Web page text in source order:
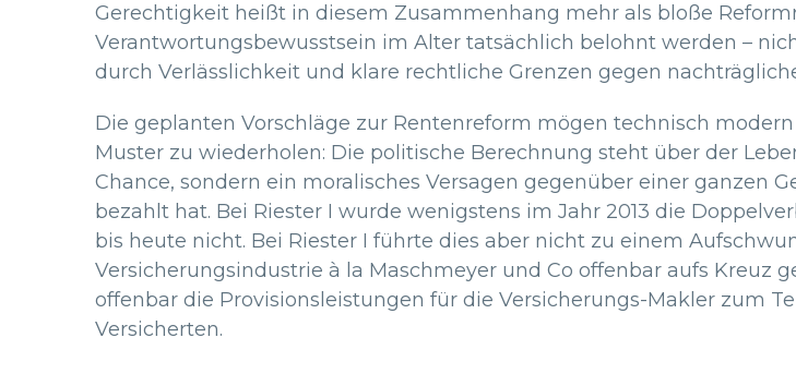
Gerechtigkeit heißt in diesem Zusammenhang mehr als bloße
Verantwortungsbewusstsein im Alter tatsächlich belohnt werden –
durch Verlässlichkeit und klare rechtliche Grenzen gegen
Die geplanten Vorschläge zur Rentenreform mögen technisch
Muster zu wiederholen: Die politische Berechnung steht über der
Chance, sondern ein moralisches Versagen gegenüber einer ganzen
bezahlt hat. Bei Riester I wurde wenigstens im Jahr 2013 die
bis heute nicht. Bei Riester I führte dies aber nicht zu einem
Versicherungsindustrie à la Maschmeyer und Co offenbar aufs Kreuz
offenbar die Provisionsleistungen für die Versicherungs-Makler zum
Versicherten.